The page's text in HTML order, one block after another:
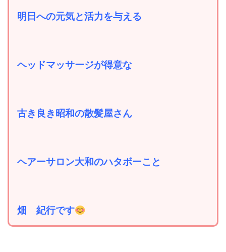
明日への元気と活力を与える
ヘッドマッサージが得意な
古き良き昭和の散髪屋さん
ヘアーサロン大和のハタボーこと
畑 紀行です